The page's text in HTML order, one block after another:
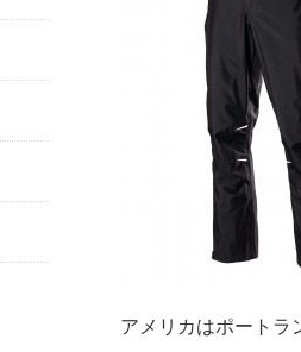
アメリカはポートラ